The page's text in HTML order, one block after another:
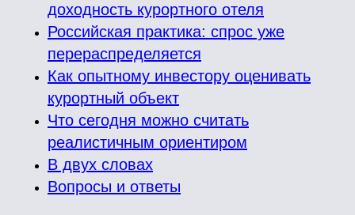
доходность курортного отеля
Российская практика: спрос уже
перераспределяется
Как опытному инвестору оценивать
курортный объект
Что сегодня можно считать
реалистичным ориентиром
В двух словах
Вопросы и ответы